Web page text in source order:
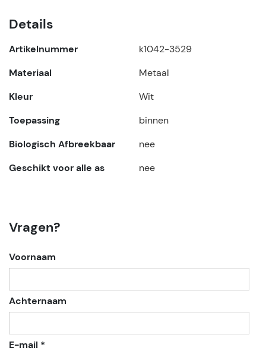
Details
Artikelnummer
k1042-3529
Materiaal
Metaal
Kleur
Wit
Toepassing
binnen
Biologisch Afbreekbaar
nee
Geschikt voor alle as
nee
Vragen?
Voornaam
Achternaam
E-mail *